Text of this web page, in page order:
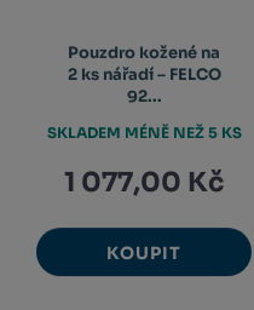
Pouzdro kožené na
2 ks nářadí – FELCO
92...
1 077,00 Kč
KOUPIT
SKLADEM MÉNĚ NEŽ 5 KS